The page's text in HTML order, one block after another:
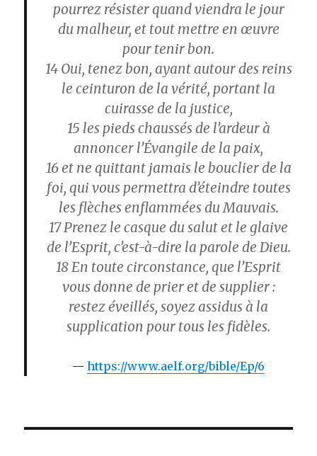
pourrez résister quand viendra le jour
du malheur, et tout mettre en œuvre
pour tenir bon.
14Oui, tenez bon, ayant autour des reins
le ceinturon de la vérité, portant la
cuirasse de la justice,
15 les pieds chaussés de l’ardeur à
annoncer l’Évangile de la paix,
16et ne quittant jamais le bouclier de la
foi, qui vous permettra d’éteindre toutes
les flèches enflammées du Mauvais.
17Prenez le casque du salut et le glaive
de l’Esprit, c’est-à-dire la parole de Dieu.
18En toute circonstance, que l’Esprit
vous donne de prier et de supplier :
restez éveillés, soyez assidus à la
supplication pour tous les fidèles.
https://www.aelf.org/bible/Ep/6